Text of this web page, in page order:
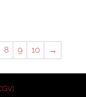
8 9 10 →